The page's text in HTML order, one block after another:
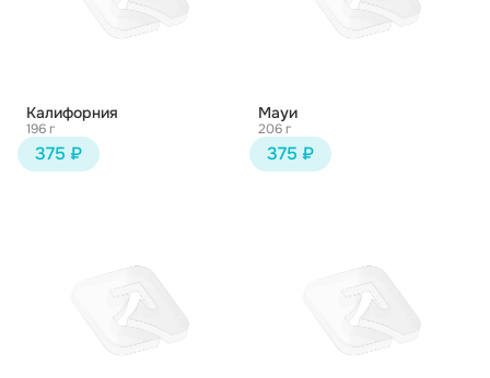
Калифорния
196 г
375 ₽
Мауи
206 г
375 ₽